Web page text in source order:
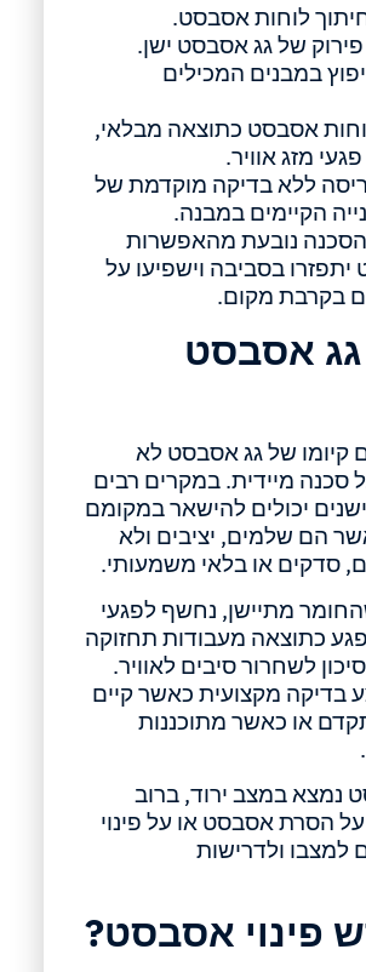
לוחות אסבסט.
של גג אסבסט ישן.
במבנים המכילים
אסבסט כתוצאה מבלאי,
מזג אוויר.
ללא בדיקה מוקדמת של
הקיימים במבנה.
הסכנה נובעת מהאפשרות
בסביבה וישפיעו על
בקרבת מקום.
אסבסט
קיומו של גג אסבסט לא
סכנה מיידית. במקרים רבים
יכולים להישאר במקומם
הם שלמים, יציבים ולא
סדקים או בלאי משמעותי.
מתיישן, נחשף לפגעי
כתוצאה מעבודות תחזוקה
לשחרור סיבים לאוויר.
בדיקה מקצועית כאשר קיים
או כאשר מתוכננות
נמצא במצב ירוד, ברוב
הסרת אסבסט או על פינוי
ולדרישות
פינוי אסבסט?